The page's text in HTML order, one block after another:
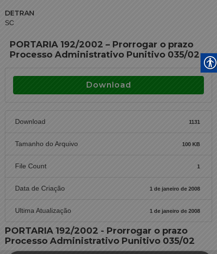
DETRAN
SC
PORTARIA 192/2002 – Prorrogar o prazo
Processo Administrativo Punitivo 035/02
Download
Download 1131
Tamanho do Arquivo 100 KB
File Count 1
Data de Criação 1 de janeiro de 2008
Ultima Atualização 1 de janeiro de 2008
PORTARIA 192/2002 - Prorrogar o prazo
Processo Administrativo Punitivo 035/02